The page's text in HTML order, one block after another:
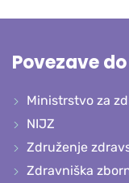
Povezave
Ministrstvo za
NIJZ
Združenje
Zdravniška